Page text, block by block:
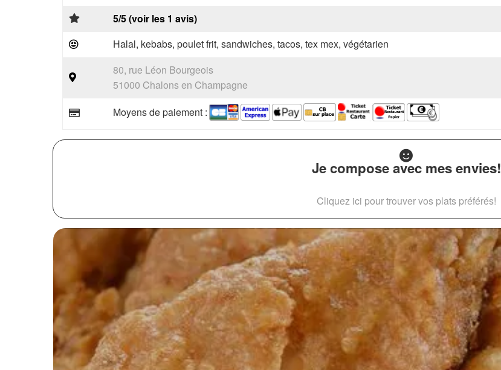
5/5 (voir les 1 avis)
Halal, kebabs, poulet frit, sandwiches, tacos, tex mex, végétarien
80, rue Léon Bourgeois
51000 Chalons en Champagne
Moyens de paiement :
Je compose avec mes envies!
Cliquez ici pour trouver vos plats préférés!